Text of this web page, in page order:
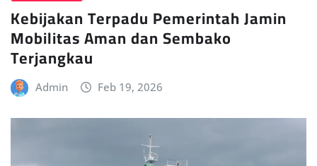
Kebijakan Terpadu Pemerintah Jamin
Mobilitas Aman dan Sembako
Terjangkau
Admin Feb 19, 2026